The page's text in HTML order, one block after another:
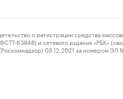
о регистрации средства
63848) и сетевого издания «РБК»
03.12.2021 за номером